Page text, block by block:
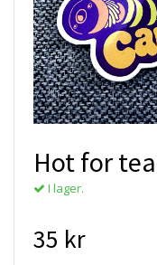
Hot for
I lager.
35 kr